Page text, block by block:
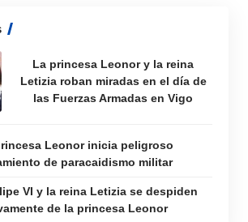
La princesa Leonor y la reina
Letizia roban miradas en el día de
las Fuerzas Armadas en Vigo
Leonor inicia peligroso
de paracaidismo militar
VI y la reina Letizia se despiden
de la princesa Leonor